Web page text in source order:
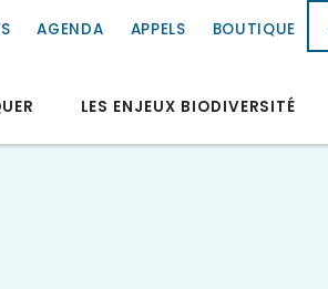
AGENDA APPELS BOUTIQUE
LES ENJEUX BIODIVERSITÉ